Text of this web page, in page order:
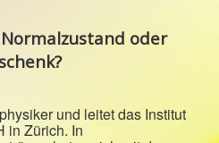
oder
und leitet das Institut
in Zürich. In